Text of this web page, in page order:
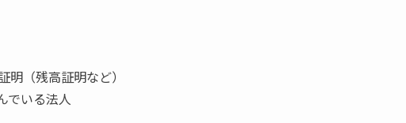
（残高証明など）
でいる法人